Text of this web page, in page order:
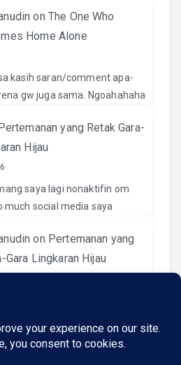
on The One Who
Home Alone
kasih saran/comment apa-
gw juga sama. Ngoahahaha
yang Retak Gara-
Hijau
saya lagi nonaktifin om
much social media saya
on Pertemanan yang
Gara Lingkaran Hijau